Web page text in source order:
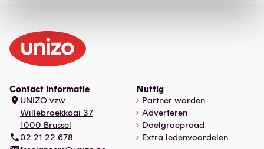
Contact informatie
UNIZO vzw
Willebroekkaai 37
1000 Brussel
02 21 22 678
Nuttig
Partner worden
Adverteren
Doelgroepraad
Extra ledenvoordelen